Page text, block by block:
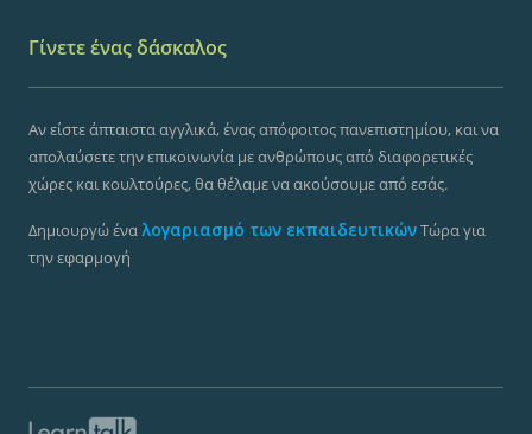
Γίνετε ένας δάσκαλος
Αν είστε άπταιστα αγγλικά, ένας απόφοιτος πανεπιστημίου, και να
απολαύσετε την επικοινωνία με ανθρώπους από διαφορετικές
χώρες και κουλτούρες, θα θέλαμε να ακούσουμε από εσάς.
Δημιουργώ ένα λογαριασμό των εκπαιδευτικώνΤώρα για
την εφαρμογή